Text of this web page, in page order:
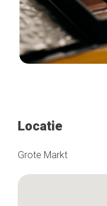
Locatie
Grote Markt